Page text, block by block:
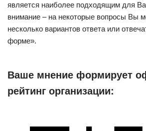
является наиболее подходящим для
внимание – на некоторые вопросы Вы
несколько вариантов ответа или
форме».
Ваше мнение формирует
рейтинг организации: